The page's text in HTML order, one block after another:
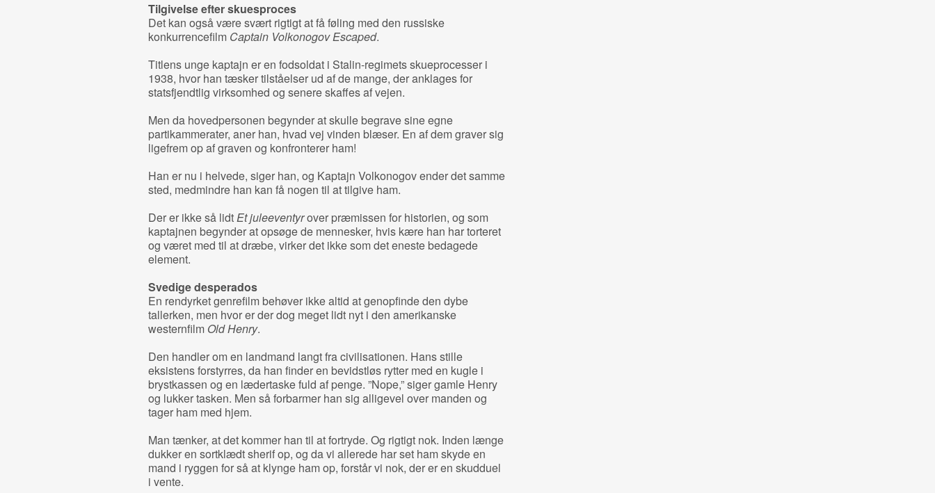
Tilgivelse efter skuesproces
Det kan også være svært rigtigt at få føling med den russiske
konkurrencefilm Captain Volkonogov Escaped.
Titlens unge kaptajn er en fodsoldat i Stalin-regimets skueprocesser i
1938, hvor han tæsker tilståelser ud af de mange, der anklages for
statsfjendtlig virksomhed og senere skaffes af vejen.
Men da hovedpersonen begynder at skulle begrave sine egne
partikammerater, aner han, hvad vej vinden blæser. En af dem graver sig
ligefrem op af graven og konfronterer ham!
Han er nu i helvede, siger han, og Kaptajn Volkonogov ender det samme
sted, medmindre han kan få nogen til at tilgive ham.
Der er ikke så lidtEt juleeventyrover præmissen for historien, og som
kaptajnen begynder at opsøge de mennesker, hvis kære han har torteret
og været med til at dræbe, virker det ikke som det eneste bedagede
element.
Svedige desperados
En rendyrket genrefilm behøver ikke altid at genopfinde den dybe
tallerken, men hvor er der dog meget lidt nyt i den amerikanske
westernfilm Old Henry.
Den handler om en landmand langt fra civilisationen. Hans stille
eksistens forstyrres, da han finder en bevidstløs rytter med en kugle i
brystkassen og en lædertaske fuld af penge. ”Nope,” siger gamle Henry
og lukker tasken. Men så forbarmer han sig alligevel over manden og
tager ham med hjem.
Man tænker, at det kommer han til at fortryde. Og rigtigt nok. Inden længe
dukker en sortklædt sherif op, og da vi allerede har set ham skyde en
mand i ryggen for så at klynge ham op, forstår vi nok, der er en skudduel
i vente.